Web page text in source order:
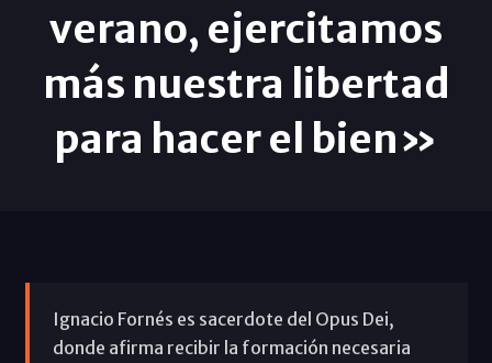
verano, ejercitamos
más nuestra libertad
para hacer el bien»
Ignacio Fornés es sacerdote del Opus Dei,
donde afirma recibir la formación necesaria